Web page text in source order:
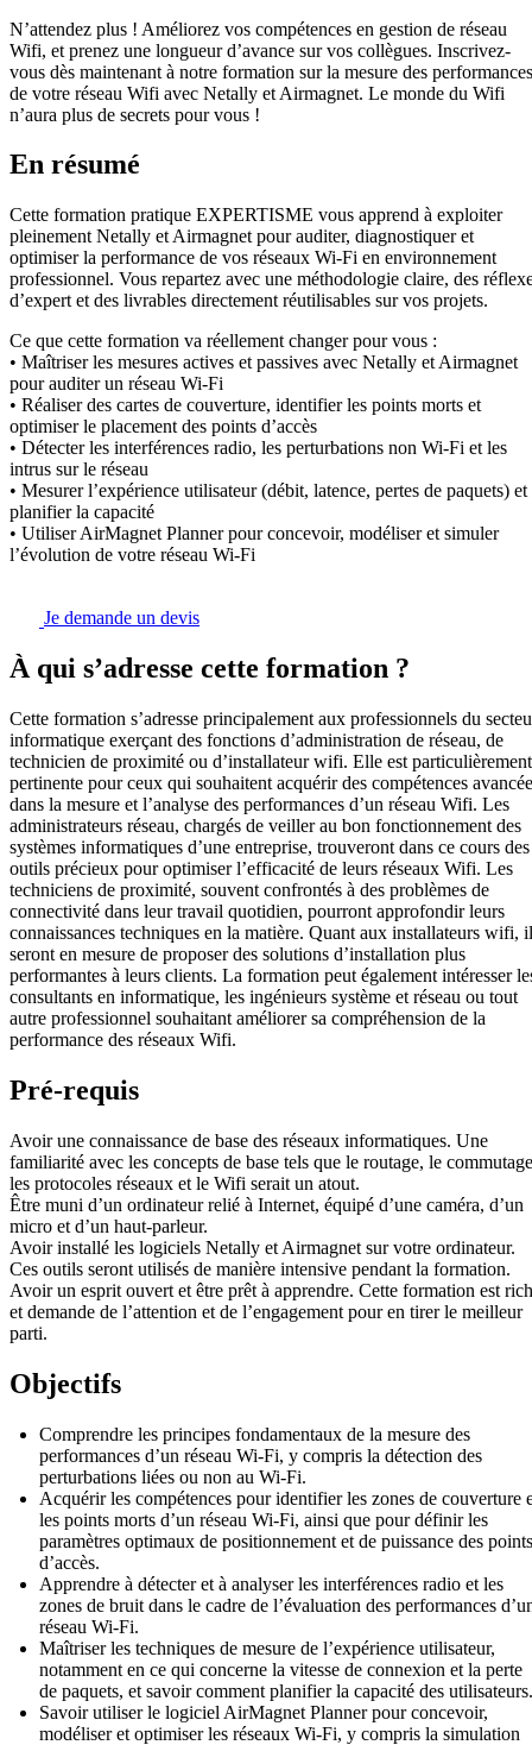
N’attendez plus ! Améliorez vos compétences en gestion de réseau
Wifi, et prenez une longueur d’avance sur vos collègues. Inscrivez-
vous dès maintenant à notre formation sur la mesure des performances
de votre réseau Wifi avec Netally et Airmagnet. Le monde du Wifi
n’aura plus de secrets pour vous !
En résumé
Cette formation pratique EXPERTISME vous apprend à exploiter
pleinement Netally et Airmagnet pour auditer, diagnostiquer et
optimiser la performance de vos réseaux Wi-Fi en environnement
professionnel. Vous repartez avec une méthodologie claire, des
d’expert et des livrables directement réutilisables sur vos projets.
Ce que cette formation va réellement changer pour vous :
• Maîtriser les mesures actives et passives avec Netally et Airmagnet
pour auditer un réseau Wi-Fi
• Réaliser des cartes de couverture, identifier les points morts et
optimiser le placement des points d’accès
• Détecter les interférences radio, les perturbations non Wi-Fi et les
intrus sur le réseau
• Mesurer l’expérience utilisateur (débit, latence, pertes de paquets) et
planifier la capacité
• Utiliser AirMagnet Planner pour concevoir, modéliser et simuler
l’évolution de votre réseau Wi-Fi
Je demande un devis
À qui s’adresse cette formation ?
Cette formation s’adresse principalement aux professionnels du
informatique exerçant des fonctions d’administration de réseau, de
technicien de proximité ou d’installateur wifi. Elle est particulièrement
pertinente pour ceux qui souhaitent acquérir des compétences
dans la mesure et l’analyse des performances d’un réseau Wifi. Les
administrateurs réseau, chargés de veiller au bon fonctionnement des
systèmes informatiques d’une entreprise, trouveront dans ce cours des
outils précieux pour optimiser l’efficacité de leurs réseaux Wifi. Les
techniciens de proximité, souvent confrontés à des problèmes de
connectivité dans leur travail quotidien, pourront approfondir leurs
connaissances techniques en la matière. Quant aux installateurs wifi,
seront en mesure de proposer des solutions d’installation plus
performantes à leurs clients. La formation peut également intéresser
consultants en informatique, les ingénieurs système et réseau ou tout
autre professionnel souhaitant améliorer sa compréhension de la
performance des réseaux Wifi.
Pré-requis
Avoir une connaissance de base des réseaux informatiques. Une
familiarité avec les concepts de base tels que le routage, le
les protocoles réseaux et le Wifi serait un atout.
Être muni d’un ordinateur relié à Internet, équipé d’une caméra, d’un
micro et d’un haut-parleur.
Avoir installé les logiciels Netally et Airmagnet sur votre ordinateur.
Ces outils seront utilisés de manière intensive pendant la formation.
Avoir un esprit ouvert et être prêt à apprendre. Cette formation est
et demande de l’attention et de l’engagement pour en tirer le meilleur
parti.
Objectifs
Comprendre les principes fondamentaux de la mesure des
performances d’un réseau Wi-Fi, y compris la détection des
perturbations liées ou non au Wi-Fi.
Acquérir les compétences pour identifier les zones de couverture
les points morts d’un réseau Wi-Fi, ainsi que pour définir les
paramètres optimaux de positionnement et de puissance des points
d’accès.
Apprendre à détecter et à analyser les interférences radio et les
zones de bruit dans le cadre de l’évaluation des performances
réseau Wi-Fi.
Maîtriser les techniques de mesure de l’expérience utilisateur,
notamment en ce qui concerne la vitesse de connexion et la perte
de paquets, et savoir comment planifier la capacité des utilisateurs.
Savoir utiliser le logiciel AirMagnet Planner pour concevoir,
modéliser et optimiser les réseaux Wi-Fi, y compris la simulation